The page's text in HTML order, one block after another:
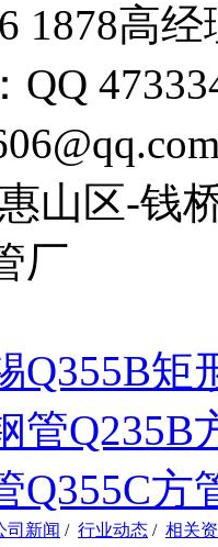
1878高
QQ
山区-钱
厂
Q355B矩
管Q235B
Q355C方
司新闻 / 行业动态 / 相关